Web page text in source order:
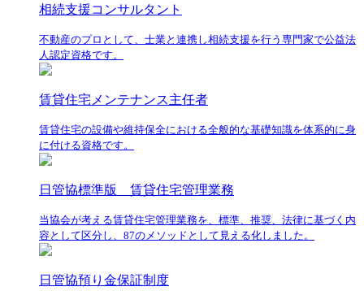
相続支援コンサルタント
不動産のプロとして、士業と連携し相続支援を行う専門家で公益法
人認定資格です。
賃貸住宅メンテナンス主任者
賃貸住宅の設備や維持保全における全般的な基礎知識を体系的に身
に付ける資格です。
日管協標準版 賃貸住宅管理業務
当協会が考える賃貸住宅管理業務を、標準、推奨、法律に基づく内
容として区分し、87のメソッドとして見える化しました。
日管協預り金保証制度